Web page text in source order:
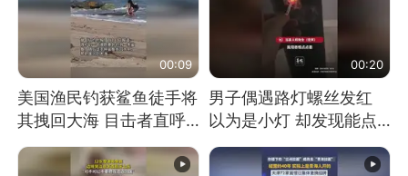
00:09
美国渔民钓获鲨鱼徒手将
其拽回大海 目击者直呼
震惊 （视频来源：参考
消息）
00:20
男子偶遇路灯螺丝发红
以为是小灯 却发现能点
燃香烟 当事人：已报警
处理